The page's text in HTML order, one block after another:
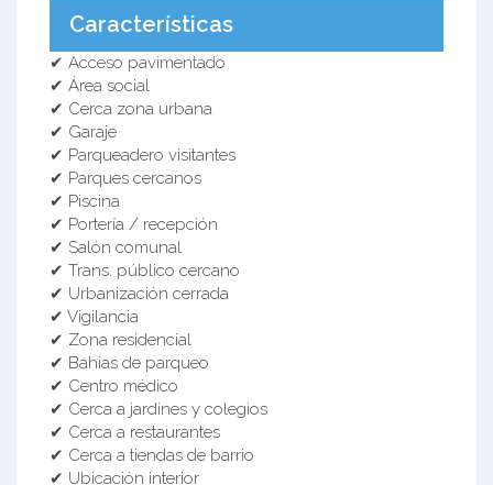
Características
✔ Acceso pavimentado
✔ Área social
✔ Cerca zona urbana
✔ Garaje
✔ Parqueadero visitantes
✔ Parques cercanos
✔ Piscina
✔ Portería / recepción
✔ Salón comunal
✔ Trans. público cercano
✔ Urbanización cerrada
✔ Vigilancia
✔ Zona residencial
✔ Bahias de parqueo
✔ Centro médico
✔ Cerca a jardines y colegios
✔ Cerca a restaurantes
✔ Cerca a tiendas de barrio
✔ Ubicación interior